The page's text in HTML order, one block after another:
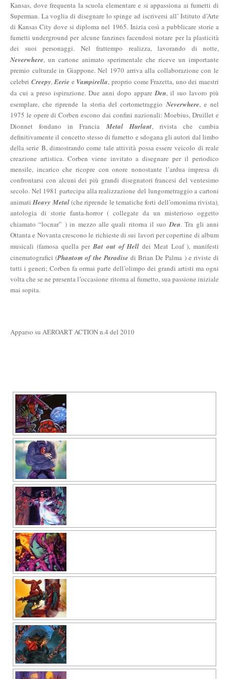
Kansas, dove frequenta la scuola elementare e si appassiona ai fumetti di
Superman. La voglia di disegnare lo spinge ad iscriversi all’ Istituto d’Arte
di Kansas City dove si diploma nel 1965. Inizia così a pubblicare storie a
fumetti underground per alcune fanzines facendosi notare per la plasticità
dei suoi personaggi. Nel frattempo realizza, lavorando di notte,
Neverwhere, un cartone animato sperimentale che riceve un importante
premio culturale in Giappone. Nel 1970 arriva alla collaborazione con le
celebri Creepy,Eerie e Vampirella, proprio come Frazetta, uno dei maestri
da cui a preso ispirazione. Due anni dopo appareDen, il suo lavoro più
esemplare, che riprende la storia del cortometraggio Neverwhere, e nel
1975 le opere di Corben escono dai confini nazionali: Moebius, Druillet e
Dionnet fondano in FranciaMetal Hurlant, rivista che cambia
definitivamente il concetto stesso di fumetto e sdogana gli autori dal limbo
della serie B, dimostrando come tale attività possa essere veicolo di reale
creazione artistica. Corben viene invitato a disegnare per il periodico
mensile, incarico che ricopre con onore nonostante l’ardua impresa di
confrontarsi con alcuni dei più grandi disegnatori francesi del ventesimo
secolo. Nel 1981 partecipa alla realizzazione del lungometraggio a cartoni
animatiHeavy Metal(che riprende le tematiche forti dell’omonima rivista),
antologia di storie fanta-horror ( collegate da un misterioso oggetto
chiamato “locnar” ) in mezzo alle quali ritorna il suoDen. Tra gli anni
Ottanta e Novanta crescono le richieste di sui lavori per copertine di album
musicali (famosa quella per Bat out of Hell dei Meat Loaf ), manifesti
cinematografici (Phantom of the Paradise di Brian De Palma ) e riviste di
tutti i generi; Corben fa ormai parte dell’olimpo dei grandi artisti ma ogni
volta che se ne presenta l’occasione ritorna al fumetto, sua passione iniziale
mai sopita.
Apparso su AEROART ACTION n.4 del 2010